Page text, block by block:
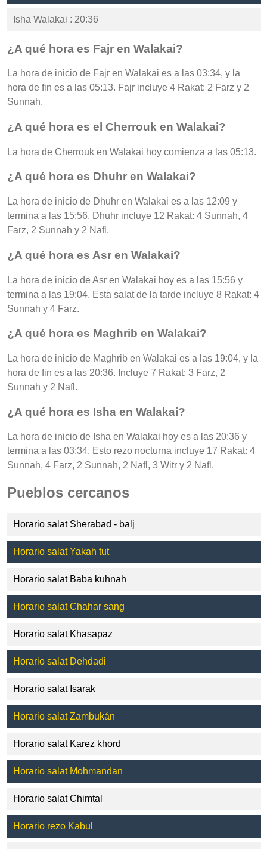
Isha Walakai : 20:36
¿A qué hora es Fajr en Walakai?
La hora de inicio de Fajr en Walakai es a las 03:34, y la
hora de fin es a las 05:13. Fajr incluye 4 Rakat: 2 Farz y 2
Sunnah.
¿A qué hora es el Cherrouk en Walakai?
La hora de Cherrouk en Walakai hoy comienza a las 05:13.
¿A qué hora es Dhuhr en Walakai?
La hora de inicio de Dhuhr en Walakai es a las 12:09 y
termina a las 15:56. Dhuhr incluye 12 Rakat: 4 Sunnah, 4
Farz, 2 Sunnah y 2 Nafl.
¿A qué hora es Asr en Walakai?
La hora de inicio de Asr en Walakai hoy es a las 15:56 y
termina a las 19:04. Esta salat de la tarde incluye 8 Rakat: 4
Sunnah y 4 Farz.
¿A qué hora es Maghrib en Walakai?
La hora de inicio de Maghrib en Walakai es a las 19:04, y la
hora de fin es a las 20:36. Incluye 7 Rakat: 3 Farz, 2
Sunnah y 2 Nafl.
¿A qué hora es Isha en Walakai?
La hora de inicio de Isha en Walakai hoy es a las 20:36 y
termina a las 03:34. Esto rezo nocturna incluye 17 Rakat: 4
Sunnah, 4 Farz, 2 Sunnah, 2 Nafl, 3 Witr y 2 Nafl.
Pueblos cercanos
Horario salat Sherabad - balj
Horario salat Yakah tut
Horario salat Baba kuhnah
Horario salat Chahar sang
Horario salat Khasapaz
Horario salat Dehdadi
Horario salat Isarak
Horario salat Zambukán
Horario salat Karez khord
Horario salat Mohmandan
Horario salat Chimtal
Horario rezo Kabul